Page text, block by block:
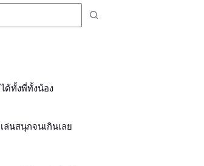
ได้ทั้งพี่ทั้งน้อง
เล่นสนุกจนเกินเลย